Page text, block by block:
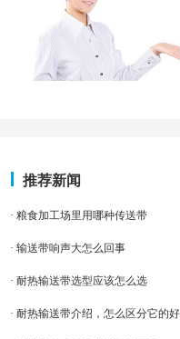
推荐新闻
· 粮食加工场里用哪种传送带
· 输送带响声大怎么回事
· 耐热输送带选型应该怎么选